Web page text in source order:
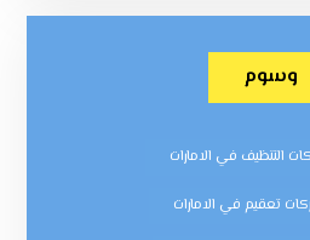
وسوم
التنظيف في الامارات
تعقيم في الامارات